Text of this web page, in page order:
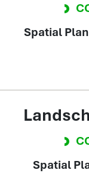
Spatial
Spatial